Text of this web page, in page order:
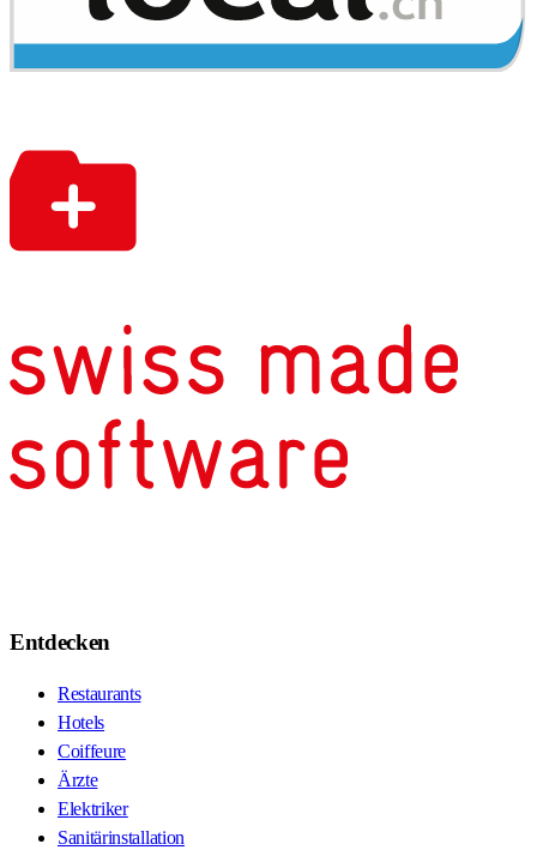
Entdecken
Restaurants
Hotels
Coiffeure
Ärzte
Elektriker
Sanitärinstallation